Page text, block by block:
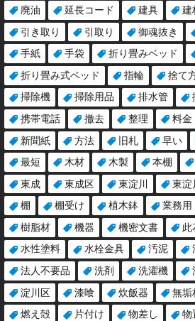
廃油
延長コード 建具 建
引き取り
引取り 御魂抜き
手紙
手袋 折り畳みベッド
折り畳み式ベッド
指輪 捨て
掃除機
掃除用品 排水管
携帯電話
撤去 整理 料金
新聞紙
方法 旧札 早い
最短
木材 木製 本棚
東成
東成区 東淀川 東淀
棚
棚受け 植木鉢 業務用
樹脂材
機器 機密文書 此
水性塗料
水栓金具 汚泥
法人不要品
洗剤 洗濯機
淀川区
漆喰 炊飯器 無垢
燃え殻
片付け 物差し 物